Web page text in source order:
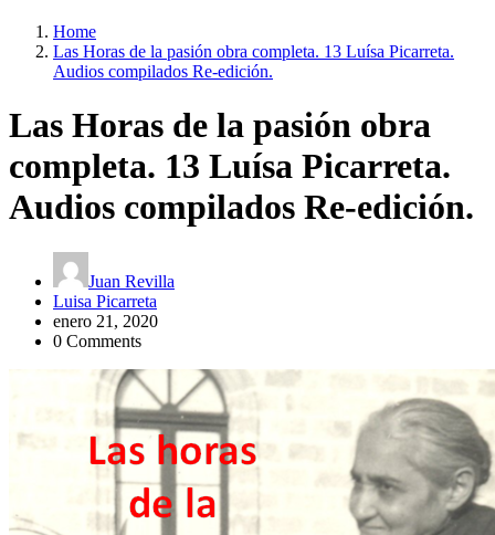
Home
Las Horas de la pasión obra completa. 13 Luísa Picarreta.
Audios compilados Re-edición.
Las Horas de la pasión obra
completa. 13 Luísa Picarreta.
Audios compilados Re-edición.
Juan Revilla
Luisa Picarreta
enero 21, 2020
0 Comments